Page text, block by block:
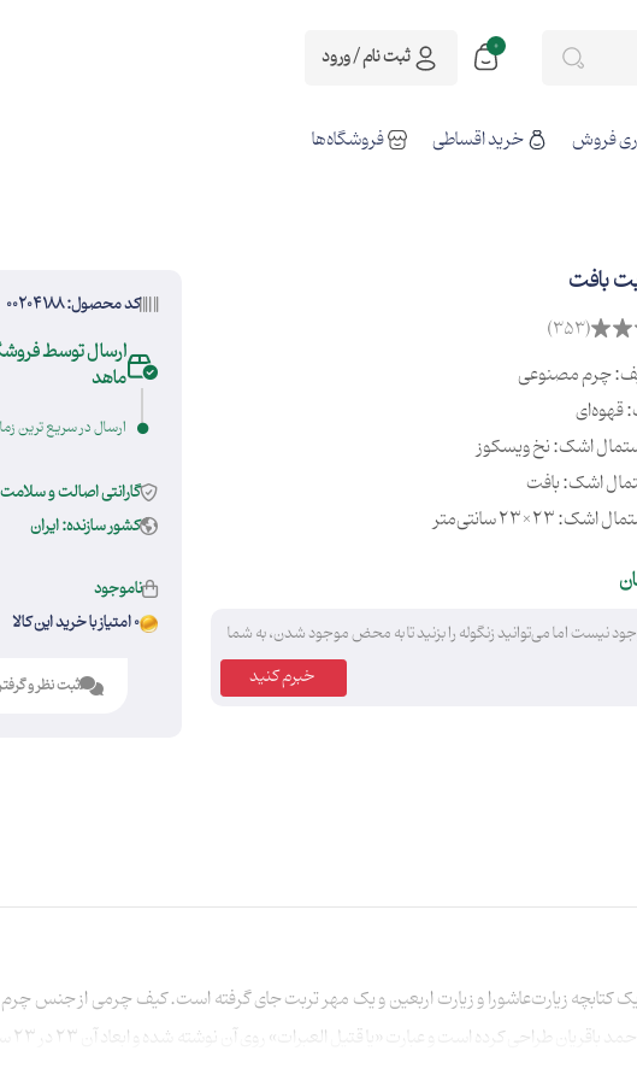
0 ثبت نام / ورود
فروش خرید اقساطی فروشگاه‌ها
بافت
(353)
چرم مصنوعی
قهوه‌ای
اشک: نخ ویسکوز
اشک: بافت
23×23 سانتی‌متر
نیست اما می‌توانید زنگوله را بزنید تا به محض موجود شدن، به شما
کد محصول: 00204188
ارسال توسط
ماهد
ارسال در سریع ترین
گارانتی اصالت و سلامت
کشور سازنده: ایران
ناموجود
0 امتیاز با خرید این کالا
ثبت نظر و
زیارت‌عاشورا و زیارت اربعین و یک مهر تربت جای گرفته‌ است. کیف چرمی از جنس